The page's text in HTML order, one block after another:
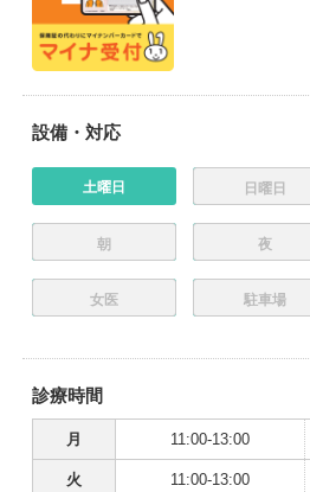
設備・対応
土曜日 日曜日
朝 夜
女医 駐車場
診療時間
月 11:00-13:00
火 11:00-13:00